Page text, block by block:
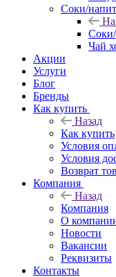
Соки/
Чай
Акции
Услуги
Блог
Бренды
Как купить
Назад
Как купить
Условия
Условия
Возврат
Компания
Назад
Компания
О
Новости
Вакансии
Реквизиты
Контакты